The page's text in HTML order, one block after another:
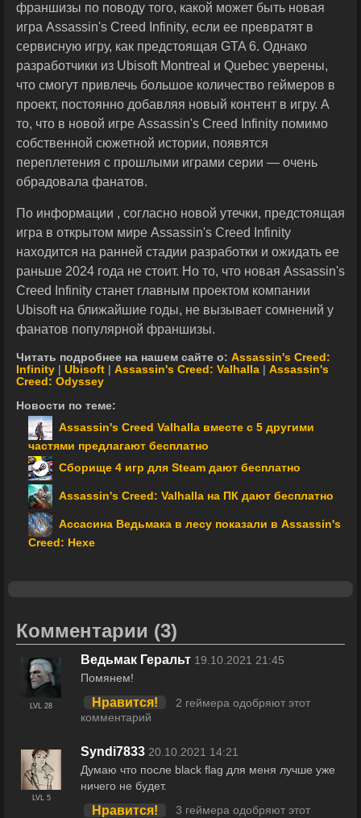
франшизы по поводу того, какой может быть новая
игра Assassin's Creed Infinity, если ее превратят в
сервисную игру, как предстоящая GTA 6. Однако
разработчики из Ubisoft Montreal и Quebec уверены,
что смогут привлечь большое количество геймеров в
проект, постоянно добавляя новый контент в игру. А
то, что в новой игре Assassin's Creed Infinity помимо
собственной сюжетной истории, появятся
переплетения с прошлыми играми серии — очень
обрадовала фанатов.
По информации , согласно новой утечки, предстоящая
игра в открытом мире Assassin's Creed Infinity
находится на ранней стадии разработки и ожидать ее
раньше 2024 года не стоит. Но то, что новая Assassin's
Creed Infinity станет главным проектом компании
Ubisoft на ближайшие годы, не вызывает сомнений у
фанатов популярной франшизы.
Читать подробнее на нашем сайте о: Assassin's Creed:
Infinity
Ubisoft Assassin's Creed: Valhalla
Assassin's
Creed: Odyssey
Новости по теме:
Assassin's Creed Valhalla вместе с 5 другими
частями предлагают бесплатно
Сборище 4 игр для Steam дают бесплатно
Assassin's Creed: Valhalla на ПК дают бесплатно
Ассасина Ведьмака в лесу показали в Assassin's
Creed: Hexe
Комментарии (3)
LVL 28
Ведьмак Геральт 19.10.2021 21:45
Помянем!
Нравится!
2 геймера одобряют этот
комментарий
LVL 5
Syndi7833 20.10.2021 14:21
Думаю что после black flag для меня лучше уже
ничего не будет.
Нравится!
3 геймера одобряют этот